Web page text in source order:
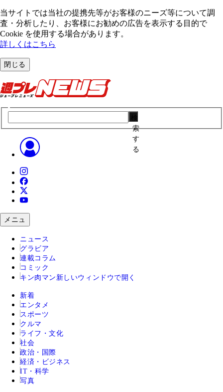
当サイトでは当社の提携先等がお客様のニーズ等について調
査・分析したり、お客様にお勧めの広告を表⽰する⽬的で
Cookie を使⽤する場合があります。
詳しくはこちら
閉じる
索
す
る
メニュ
ニュース
グラビア
連載コラム
コミック
キン肉マン 新しいウィンドウで開く
新着
エンタメ
スポーツ
クルマ
ライフ・文化
社会
政治・国際
経済・ビジネス
IT・科学
写真